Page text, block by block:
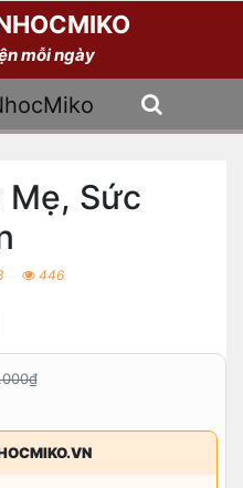
mỗi ngày
Mẹ, Sức
446